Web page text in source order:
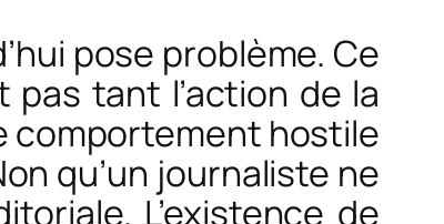
pose problème. Ce
pas tant l’action de la
comportement hostile
qu’un journaliste ne
L’existence de